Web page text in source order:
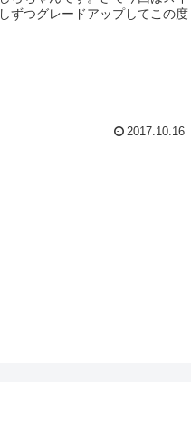
ずつグレードアップしてこの度
2017.10.16